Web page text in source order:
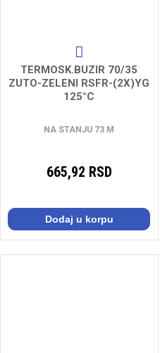
TERMOSK.BUZIR 70/35
ZUTO-ZELENI RSFR-(2X)YG
125°C
NA STANJU 73 M
665,92 RSD
Dodaj u korpu